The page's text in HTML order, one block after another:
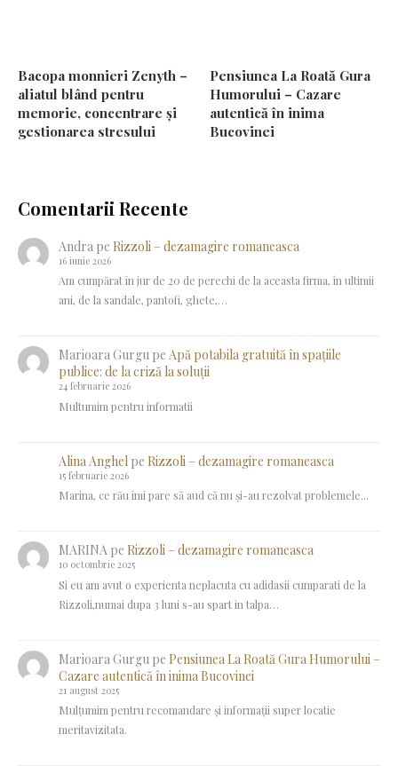
Bacopa monnieri Zenyth –
aliatul blând pentru
memorie, concentrare și
gestionarea stresului
Pensiunea La Roată Gura
Humorului – Cazare
autentică în inima
Bucovinei
Comentarii Recente
Andra pe Rizzoli – dezamagire romaneasca
16 iunie 2026
Am cumpărat în jur de 20 de perechi de la aceasta firma, în ultimii
ani, de la sandale, pantofi, ghete,…
Marioara Gurgupe Apă potabila gratuită în spațiile
publice: de la criză la soluții
24 februarie 2026
Multumim pentru informatii
Alina Anghel pe Rizzoli – dezamagire romaneasca
15 februarie 2026
Marina, ce rău îmi pare să aud că nu și-au rezolvat problemele...
MARINApe Rizzoli – dezamagire romaneasca
10 octombrie 2025
Si eu am avut o experienta neplacuta cu adidasii cumparati de la
Rizzoli,numai dupa 3 luni s-au spart in talpa…
Marioara Gurgupe Pensiunea La Roată Gura Humorului –
Cazare autentică în inima Bucovinei
21 august 2025
Mulțumim pentru recomandare și informații super locatie
meritavizitata.